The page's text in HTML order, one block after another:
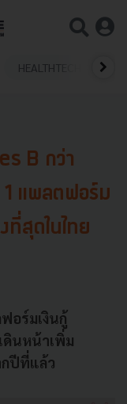
HEALTHTECH
B กว่า
แพลตฟอร์ม
ที่สุดในไทย
อร์มเงินกู้
ดินหน้าเพิ่ม
กปีที่แล้ว